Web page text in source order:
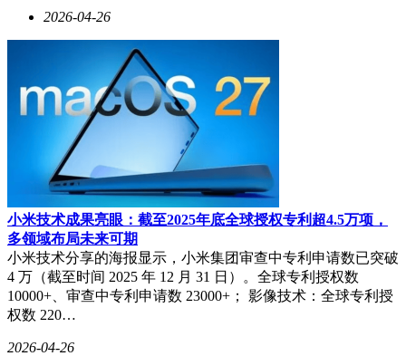
2026-04-26
小米技术成果亮眼：截至2025年底全球授权专利超4.5万项，
多领域布局未来可期
小米技术分享的海报显示，小米集团审查中专利申请数已突破
4 万（截至时间 2025 年 12 月 31 日）。全球专利授权数
10000+、审查中专利申请数 23000+； 影像技术：全球专利授
权数 220…
2026-04-26